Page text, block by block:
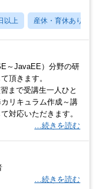
以上 産休・育休あり
～JavaEE）分野の研
頂きます。
まで受講生一人ひと
リキュラム作成～講
対応いただきます。
…続きを読む
…続きを読む